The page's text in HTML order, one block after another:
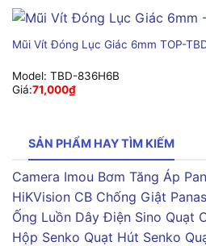
Mũi Vít Đóng Lục Giác 6mm TOP-
Model: TBD-836H6B
Giá:71,000₫
SẢN PHẨM HAY TÌM KIẾM
Camera Imou Bơm Tăng Áp
HiKVision CB Chống Giật
Ống Luồn Dây Điện Sino Quạt
Hộp Senko Quạt Hút Senko